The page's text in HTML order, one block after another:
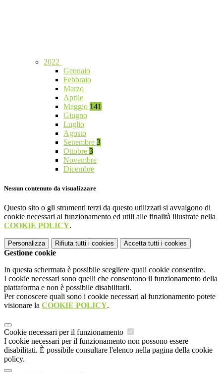
2022
Gennaio
Febbraio
Marzo
Aprile
Maggio 141
Giugno
Luglio
Agosto
Settembre 3
Ottobre 3
Novembre
Dicembre
Nessun contenuto da visualizzare
Questo sito o gli strumenti terzi da questo utilizzati si avvalgono di
cookie necessari al funzionamento ed utili alle finalità illustrate nella
COOKIE POLICY.
Personalizza Rifiuta tutti i cookies Accetta tutti i cookies
Gestione cookie
In questa schermata è possibile scegliere quali cookie consentire.
I cookie necessari sono quelli che consentono il funzionamento della
piattaforma e non è possibile disabilitarli.
Per conoscere quali sono i cookie necessari al funzionamento potete
visionare la COOKIE POLICY.
Cookie necessari per il funzionamento
I cookie necessari per il funzionamento non possono essere
disabilitati. È possibile consultare l'elenco nella pagina della cookie
policy.